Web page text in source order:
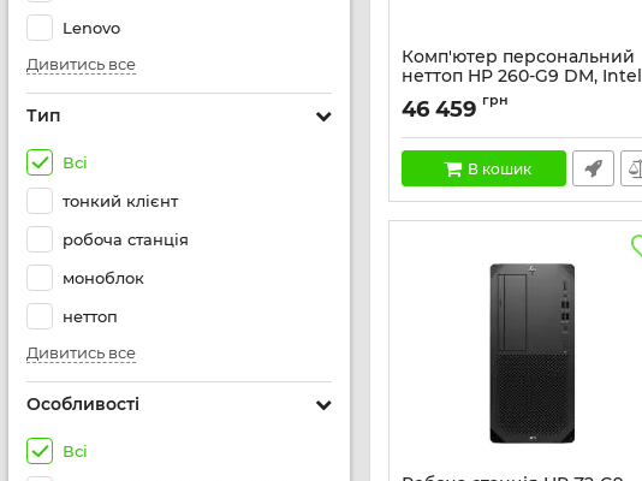
Lenovo
Дивитись все
Тип
Всі
тонкий клієнт
робоча станція
моноблок
неттоп
Дивитись все
Особливості
Всі
Комп'ютер персональний
неттоп HP 260-G9 DM, Intel
i3-1315U, 8GB, F512GB, UMA,
WiFi, кл+м, 3р, Win11P
Артикул: 936J2EA
46 459 грн
В кошик